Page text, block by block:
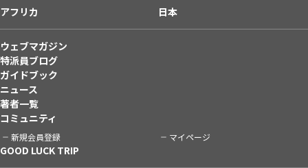
アフリカ
日本
ウェブマガジン
特派員ブログ
ガイドブック
ニュース
著者一覧
コミュニティ
新規会員登録 マイページ
GOOD LUCK TRIP